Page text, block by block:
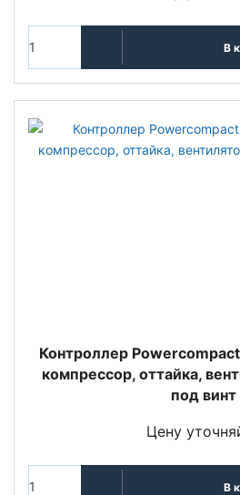
В
Контроллер
компрессор, оттайка,
под винт
Цену
В